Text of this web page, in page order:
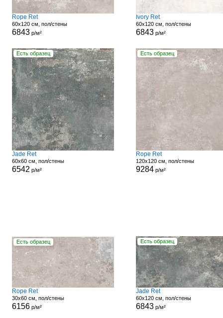
Rope Ret
60x120 см, пол/стены
6843р/м²
Ivory Ret
60x120 см, пол/стены
6843р/м²
Есть образец
Jade Ret
60x60 см, пол/стены
6542 р/м²
Есть образец
Rope Ret
120x120 см, пол/стены
9284р/м²
Есть образец
Rope Ret
30x60 см, пол/стены
6156р/м²
Есть образец
Jade Ret
60x120 см, пол/стены
6843р/м²